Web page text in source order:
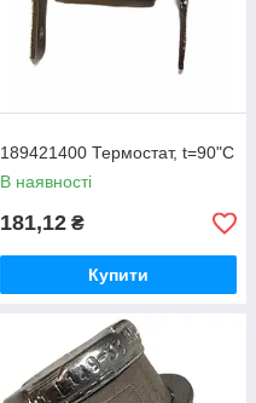
189421400 Термостат, t=90"С
В наявності
181,12 ₴
Купити